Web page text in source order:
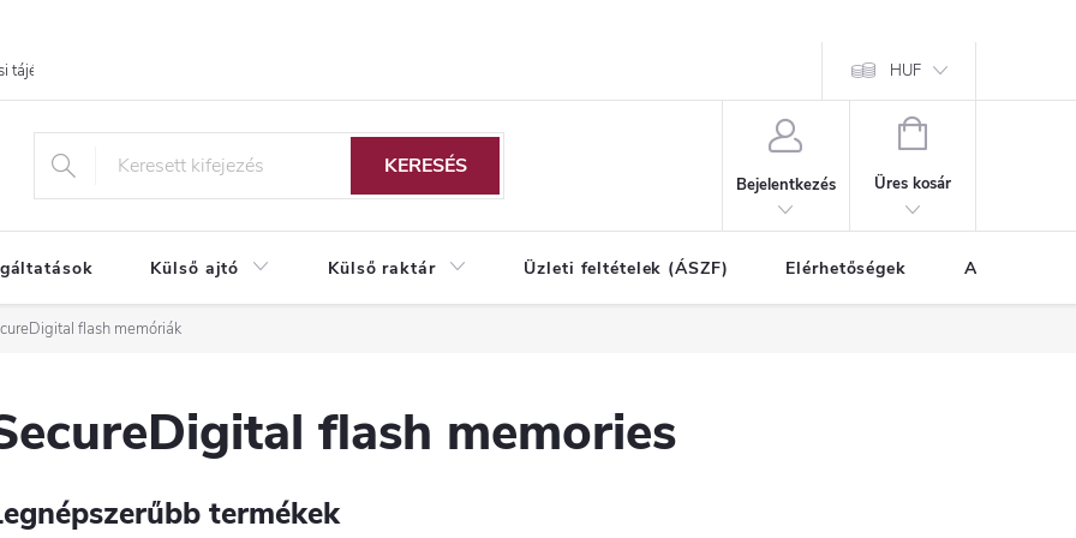
tájékoztató HUF
KERESÉS
Bejelentkezés
KOSÁR
Üres kosár
Külső ajtó Külső raktár Üzleti feltételek (ÁSZF) Elérhetőségek A vásárlás
flash memóriák
flash memories
termékek